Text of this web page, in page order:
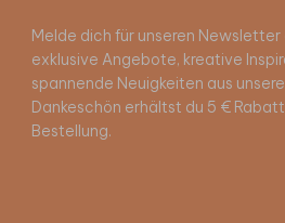
Melde dich für unseren
exklusive Angebote, kreative
spannende Neuigkeiten aus
Dankeschön erhältst du 5 €
Bestellung.